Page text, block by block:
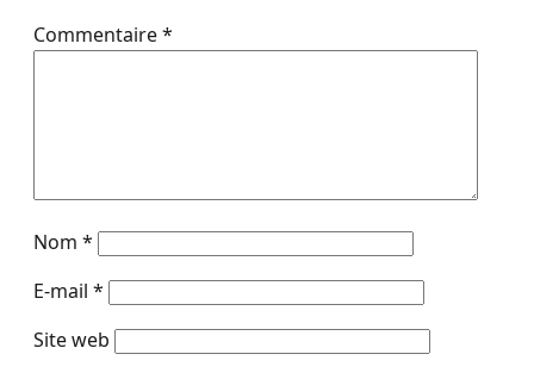
Commentaire*
Nom *
E-mail *
Site web